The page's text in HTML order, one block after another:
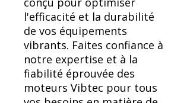
l'efficacité et la durabilité
de vos équipements
vibrants. Faites confiance à
notre expertise et à la
fiabilité éprouvée des
moteurs Vibtec pour tous